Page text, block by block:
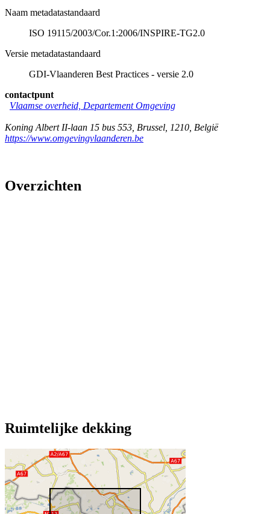
Naam metadatastandaard
ISO 19115/2003/Cor.1:2006/INSPIRE-TG2.0
Versie metadatastandaard
GDI-Vlaanderen Best Practices - versie 2.0
contactpunt
Vlaamse overheid, Departement Omgeving
Koning Albert II-laan 15 bus 553 Brussel 1210 België
https://www.omgevingvlaanderen.be
Overzichten
Ruimtelijke dekking